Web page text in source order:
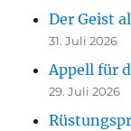
Der Geist
31. Juli 2026
Appell für
29. Juli 2026